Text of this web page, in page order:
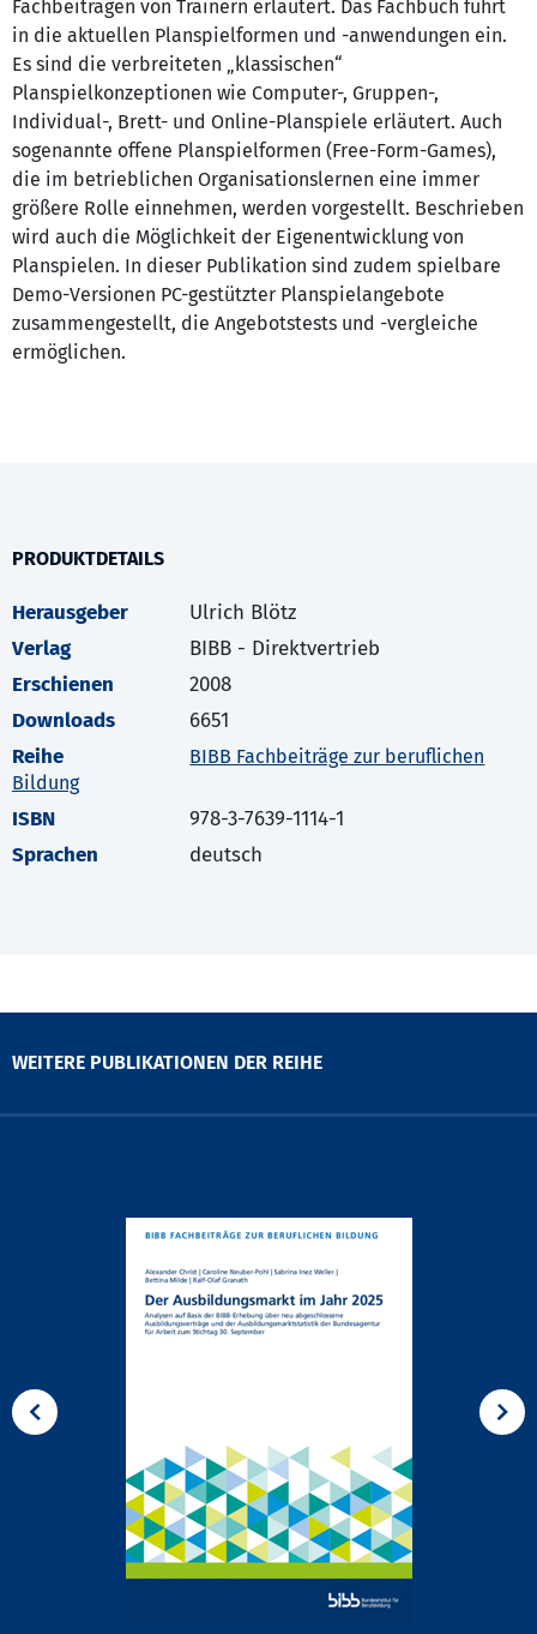
Fachbeiträgen von Trainern erläutert. Das Fachbuch führt
in die aktuellen Planspielformen und -anwendungen ein.
Es sind die verbreiteten „klassischen“
Planspielkonzeptionen wie Computer-, Gruppen-,
Individual-, Brett- und Online-Planspiele erläutert. Auch
sogenannte offene Planspielformen (Free-Form-Games),
die im betrieblichen Organisationslernen eine immer
größere Rolle einnehmen, werden vorgestellt. Beschrieben
wird auch die Möglichkeit der Eigenentwicklung von
Planspielen. In dieser Publikation sind zudem spielbare
Demo-Versionen PC-gestützter Planspielangebote
zusammengestellt, die Angebotstests und -vergleiche
ermöglichen.
PRODUKTDETAILS
Herausgeber
Ulrich Blötz
Verlag
BIBB - Direktvertrieb
Erschienen
2008
Downloads
6651
Reihe
BIBB Fachbeiträge zur beruflichen
Bildung
ISBN
978-3-7639-1114-1
Sprachen
deutsch
WEITERE PUBLIKATIONEN DER REIHE